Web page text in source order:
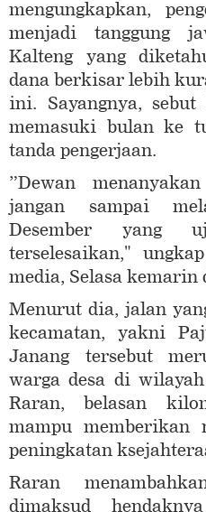
mengungkapkan,
menjadi tanggung
Kalteng yang
dana berkisar lebih
ini. Sayangnya,
memasuki bulan ke
tanda pengerjaan.
”Dewan
jangan sampai
Desember yang
terselesaikan,"
media, Selasa kemarin
Menurut dia, jalan
kecamatan, yakni
Janang tersebut
warga desa di
Raran, belasan
mampu
peningkatan
Raran
dimaksud